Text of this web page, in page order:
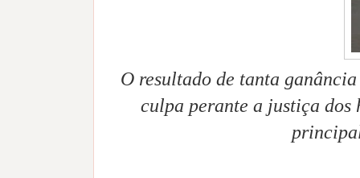
O resultado de tanta
culpa perante a justiça dos